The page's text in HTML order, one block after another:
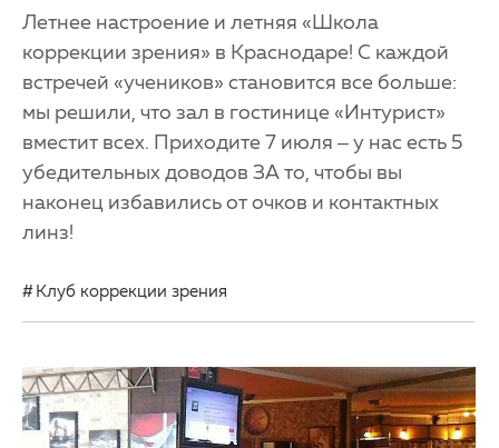
Летнее настроение и летняя «Школа
коррекции зрения» в Краснодаре! С каждой
встречей «учеников» становится все больше:
мы решили, что зал в гостинице «Интурист»
вместит всех. Приходите 7 июля – у нас есть 5
убедительных доводов ЗА то, чтобы вы
наконец избавились от очков и контактных
линз!
Клуб коррекции зрения